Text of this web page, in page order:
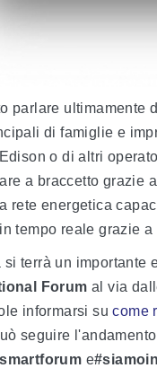
parlare ultimamente
di famiglie e
o di altri
a braccetto grazie
rete energetica
tempo reale grazie a
si terrà un importante
Forum al via
informarsi sucome
seguire
e